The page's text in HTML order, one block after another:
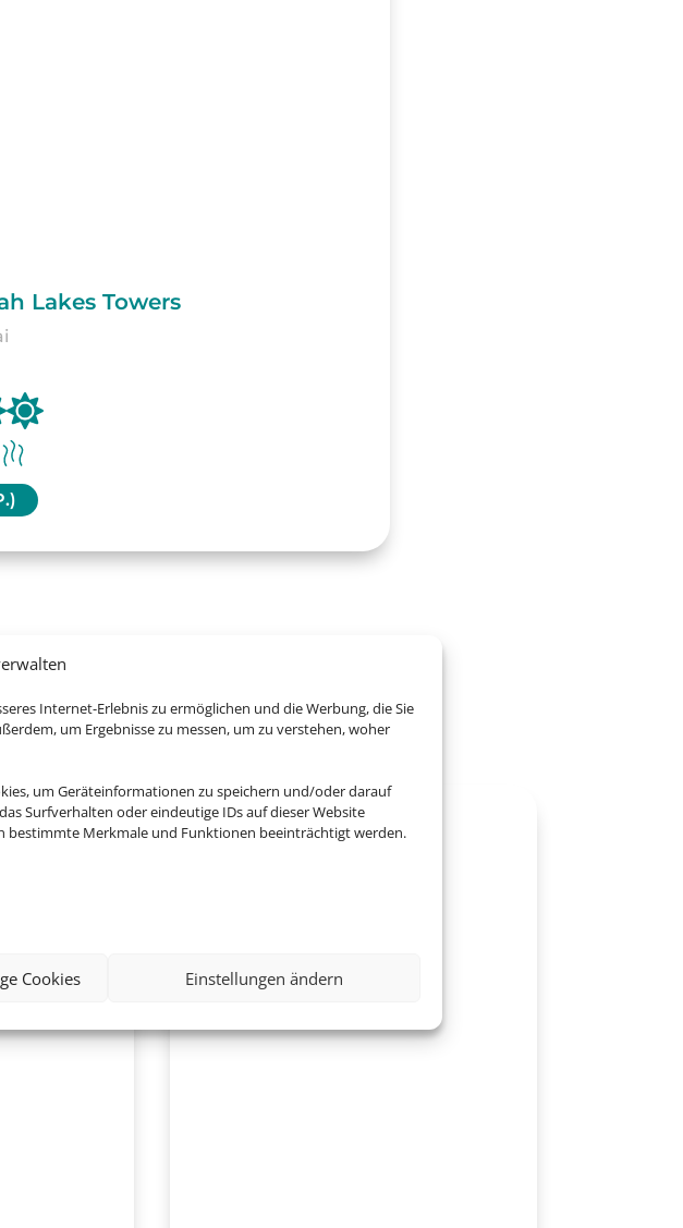
Internet-Erlebnis zu ermöglichen und die Werbung, die Sie
um Ergebnisse zu messen, um zu verstehen, woher
um Geräteinformationen zu speichern und/oder darauf
Surfverhalten oder eindeutige IDs auf dieser Website
bestimmte Merkmale und Funktionen beeinträchtigt werden.
Cookies Einstellungen ändern
Lakes Towers